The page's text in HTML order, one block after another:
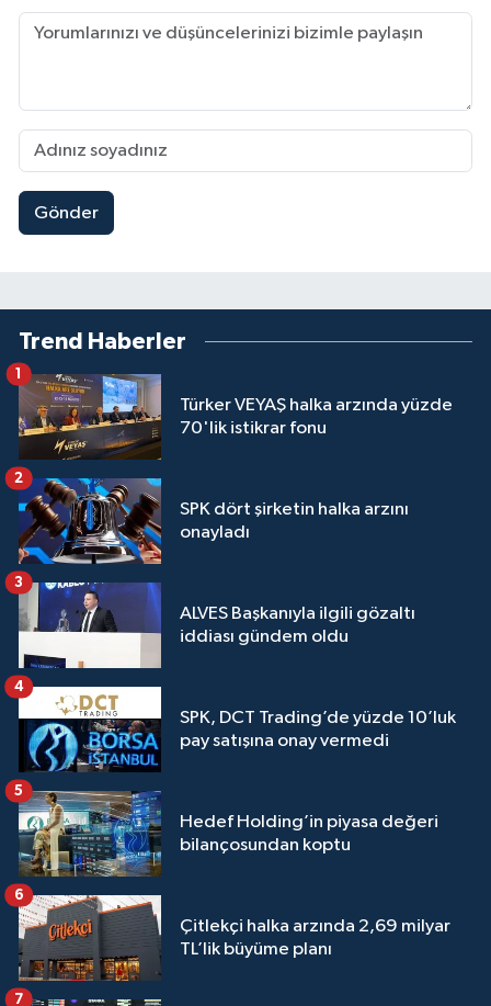
Gönder
Trend Haberler
Türker VEYAŞ halka arzında yüzde
70'lik istikrar fonu
1
SPK dört şirketin halka arzını
onayladı
2
ALVES Başkanıyla ilgili gözaltı
iddiası gündem oldu
3
SPK, DCT Trading’de yüzde 10’luk
pay satışına onay vermedi
4
Hedef Holding’in piyasa değeri
bilançosundan koptu
5
Çitlekçi halka arzında 2,69 milyar
TL’lik büyüme planı
6
7